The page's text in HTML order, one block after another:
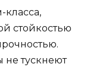
класса,
стойкостью
не тускнеют